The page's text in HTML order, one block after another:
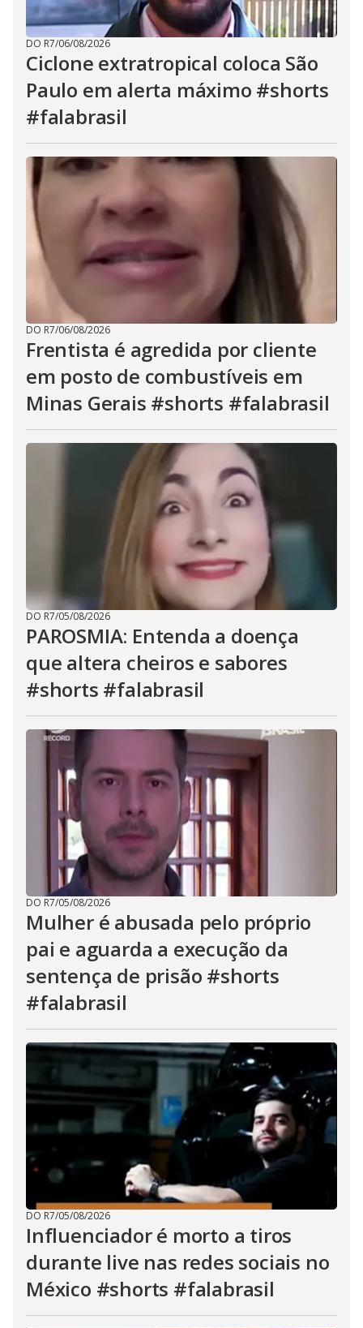
DO R7/06/08/2026
Ciclone extratropical coloca São
Paulo em alerta máximo #shorts
#falabrasil
DO R7/06/08/2026
Frentista é agredida por cliente
em posto de combustíveis em
Minas Gerais #shorts #falabrasil
DO R7/05/08/2026
PAROSMIA: Entenda a doença
que altera cheiros e sabores
#shorts #falabrasil
DO R7/05/08/2026
Mulher é abusada pelo próprio
pai e aguarda a execução da
sentença de prisão #shorts
#falabrasil
DO R7/05/08/2026
Influenciador é morto a tiros
durante live nas redes sociais no
México #shorts #falabrasil